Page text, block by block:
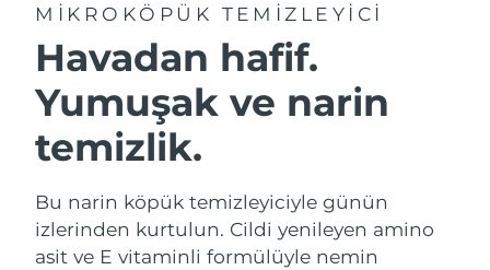
MIKROKÖPÜK TEMIZLEYICI
Havadan hafif.
Yumuşak ve narin
temizlik.
Bu narin köpük temizleyiciyle günün
izlerinden kurtulun. Cildi yenileyen amino
asit ve E vitaminli formülüyle nemin